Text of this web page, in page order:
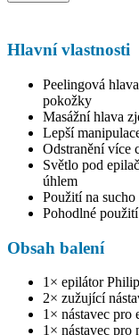
Hlavní vlastnosti
Peelingová
pokožky
Masážní hlava
Lepší
Odstranění více
Světlo pod
úhlem
Použití na sucho
Pohodlné
Obsah balení
1× epilátor
2× zužující
1× nástavec pro
1× nástavec pro